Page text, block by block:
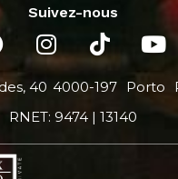
Suivez-nous
40 4000-197 Porto
RNET: 9474 | 13140